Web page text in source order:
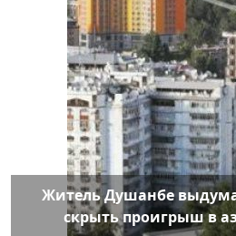
Житель Душанбе
скрыть проигрыш в